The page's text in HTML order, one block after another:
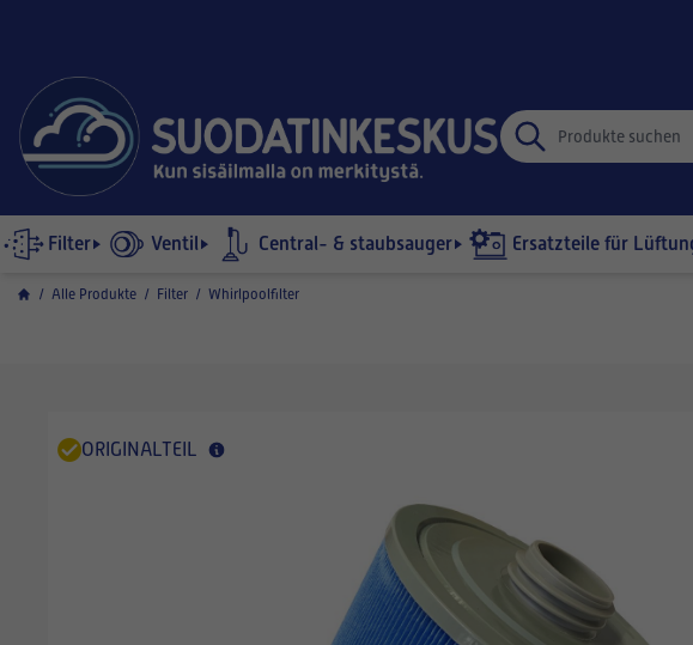
Filter Ventil Central- & staubsauger Ersatzteile für
/ Alle Produkte / Filter / Whirlpoolfilter
ORIGINALTEIL